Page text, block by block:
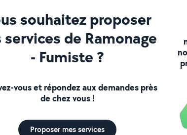
souhaitez proposer
services de Ramonage
- Fumiste ?
vous et répondez aux demandes près
de chez vous !
Proposer mes services